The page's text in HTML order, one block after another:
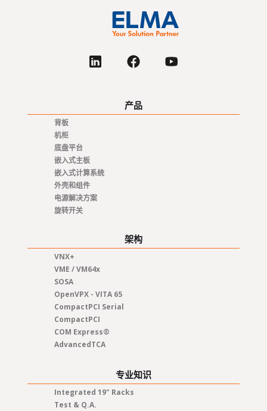
产品
背板
机柜
底盘平台
嵌入式主板
嵌入式计算系统
外壳和组件
电源解决方案
旋转开关
架构
VNX+
VME / VM64x
SOSA
OpenVPX - VITA 65
CompactPCI Serial
CompactPCI
COM Express®
AdvancedTCA
专业知识
Integrated 19" Racks
Test & Q.A.